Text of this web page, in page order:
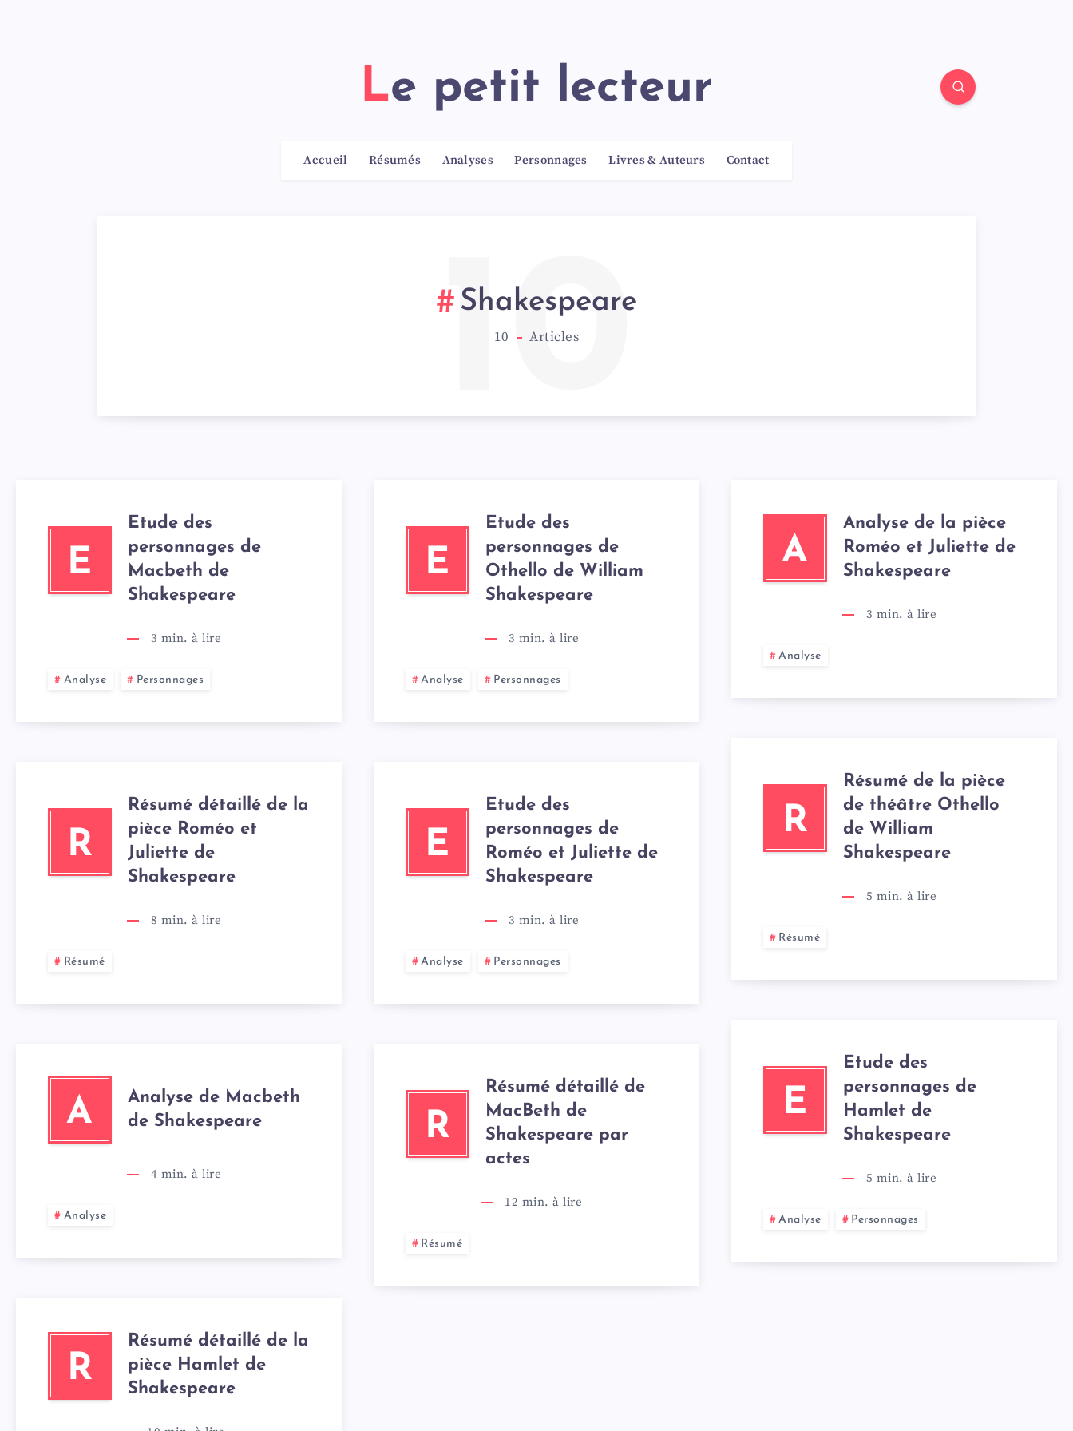
Le petit lecteur
Accueil Résumés Analyses Personnages Livres & Auteurs Contact
Shakespeare
10 Articles
10
E
Etude des
personnages de
Macbeth de
Shakespeare
3 min. à lire
Analyse Personnages
E
Etude des
personnages de
Othello de William
Shakespeare
3 min. à lire
Analyse Personnages
A
Analyse de la pièce
Roméo et Juliette de
Shakespeare
3 min. à lire
Analyse
R
Résumé détaillé de la
pièce Roméo et
Juliette de
Shakespeare
8 min. à lire
Résumé
E
Etude des
personnages de
Roméo et Juliette de
Shakespeare
3 min. à lire
Analyse Personnages
R
Résumé de la pièce
de théâtre Othello
de William
Shakespeare
5 min. à lire
Résumé
A
Analyse de Macbeth
de Shakespeare
4 min. à lire
Analyse
R
Résumé détaillé de
MacBeth de
Shakespeare par
actes
12 min. à lire
Résumé
E
Etude des
personnages de
Hamlet de
Shakespeare
5 min. à lire
Analyse Personnages
R
Résumé détaillé de la
pièce Hamlet de
Shakespeare